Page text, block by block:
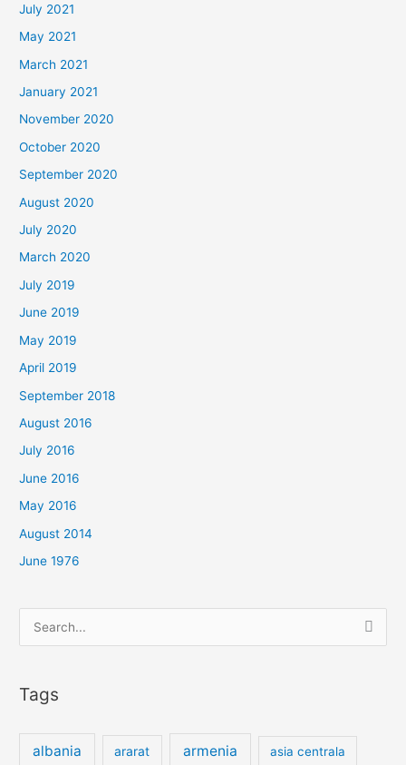
July 2021
May 2021
March 2021
January 2021
November 2020
October 2020
September 2020
August 2020
July 2020
March 2020
July 2019
June 2019
May 2019
April 2019
September 2018
August 2016
July 2016
June 2016
May 2016
August 2014
June 1976
Search
for:
Tags
albania ararat armenia asia centrala